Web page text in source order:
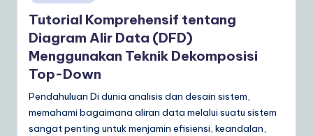
in
Tutorial Komprehensif tentang
Diagram Alir Data (DFD)
Menggunakan Teknik Dekomposisi
Top-Down
Pendahuluan Di dunia analisis dan desain sistem,
memahami bagaimana aliran data melalui suatu sistem
sangat penting untuk menjamin efisiensi, keandalan,